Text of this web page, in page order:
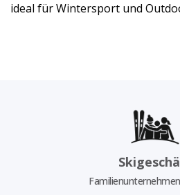
ideal für Wintersport und